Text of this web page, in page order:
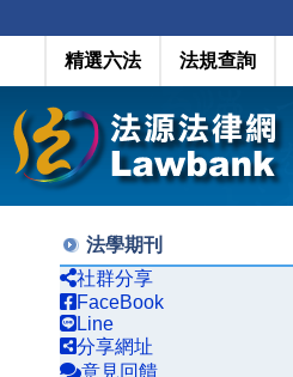
精選六法 法規查詢
法學期刊
社群分享
FaceBook
Line
分享網址
意見回饋